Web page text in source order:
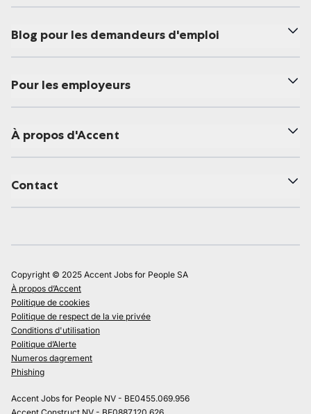
Blog pour les demandeurs d'emploi
Pour les employeurs
À propos d'Accent
Contact
Copyright © 2025 Accent Jobs for People SA
À propos d’Accent
Politique de cookies
Politique de respect de la vie privée
Conditions d'utilisation
Politique d’Alerte
Numeros dagrement
Phishing
Accent Jobs for People NV - BE0455.069.956